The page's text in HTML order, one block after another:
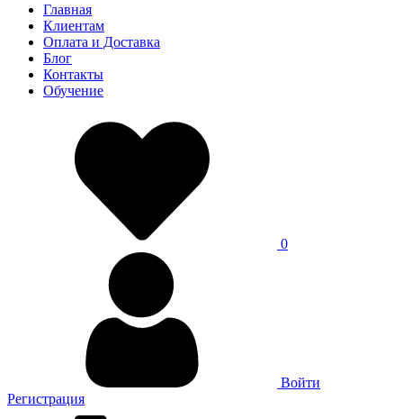
Главная
Клиентам
Оплата и Доставка
Блог
Контакты
Обучение
0
Войти
Регистрация